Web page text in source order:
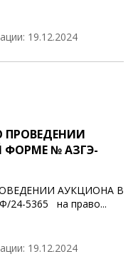
19.12.2024
ПРОВЕДЕНИИ
ФОРМЕ № АЗГЭ-
АУКЦИОНА В
5365 на право...
19.12.2024